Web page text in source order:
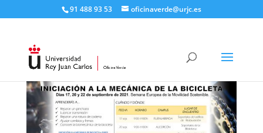
91 488 93 53 oficinaverde@urjc.es